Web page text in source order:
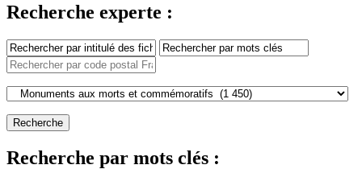
Recherche experte :
Recherche par mots clés :